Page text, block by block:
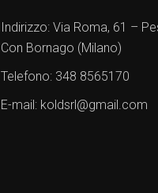
Indirizzo: Via Roma, 61 –
Con Bornago (Milano)
Telefono: 348 8565170
E-mail: koldsrl@gmail.com